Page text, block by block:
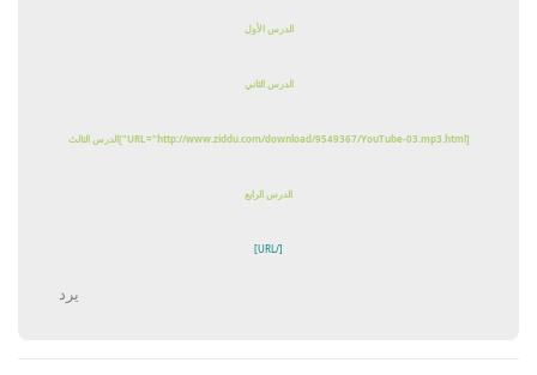
الدرس الأول
الدرس الثاني
[URL="http://www.ziddu.com/download/9549367/YouTube-03.mp3.html"]الدرس الثالث
الدرس الرابع
[/URL]
يرد